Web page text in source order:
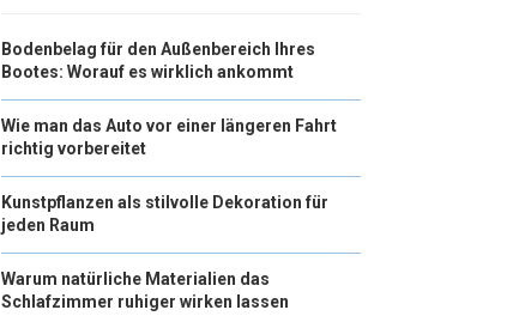
Bodenbelag für den Außenbereich Ihres
Bootes: Worauf es wirklich ankommt
Wie man das Auto vor einer längeren Fahrt
richtig vorbereitet
Kunstpflanzen als stilvolle Dekoration für
jeden Raum
Warum natürliche Materialien das
Schlafzimmer ruhiger wirken lassen